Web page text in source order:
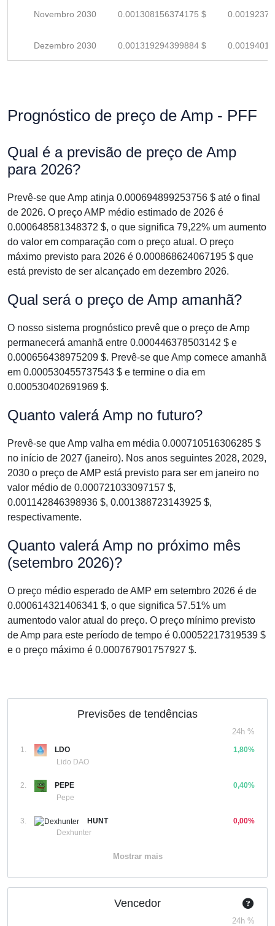
Novembro 2030 0.001308156374175 $
Dezembro 2030 0.001319294399884 $
Prognóstico de preço de Amp - PFF
Qual é a previsão de preço de Amp
para 2026?
Prevê-se que Amp atinja 0.000694899253756 $ até o final
de 2026. O preço AMP médio estimado de 2026 é
0.000648581348372 $, o que significa 79,22% um aumento
do valor em comparação com o preço atual. O preço
máximo previsto para 2026 é 0.000868624067195 $ que
está previsto de ser alcançado em dezembro 2026.
Qual será o preço de Amp amanhã?
O nosso sistema prognóstico prevê que o preço de Amp
permanecerá amanhã entre 0.000446378503142 $ e
0.000656438975209 $. Prevê-se que Amp comece amanhã
em 0.000530455737543 $ e termine o dia em
0.000530402691969 $.
Quanto valerá Amp no futuro?
Prevê-se que Amp valha em média 0.000710516306285 $
no início de 2027 (janeiro). Nos anos seguintes 2028, 2029,
2030 o preço de AMP está previsto para ser em janeiro no
valor médio de 0.000721033097157 $,
0.001142846398936 $, 0.001388723143925 $,
respectivamente.
Quanto valerá Amp no próximo mês
(setembro 2026)?
O preço médio esperado de AMP em setembro 2026 é de
0.000614321406341 $, o que significa 57.51% um
aumentodo valor atual do preço. O preço mínimo previsto
de Amp para este período de tempo é 0.00052217319539 $
e o preço máximo é 0.000767901757927 $.
Previsões de tendências
24h %
1.
LDO
Lido DAO
1,80%
2.
PEPE
Pepe
0,40%
3.
HUNT
Dexhunter
0,00%
Mostrar mais
Vencedor
24h %